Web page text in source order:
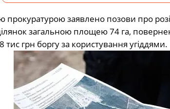
заявлено позови про
загальною площею 74 га,
грн боргу за користування угіддями.